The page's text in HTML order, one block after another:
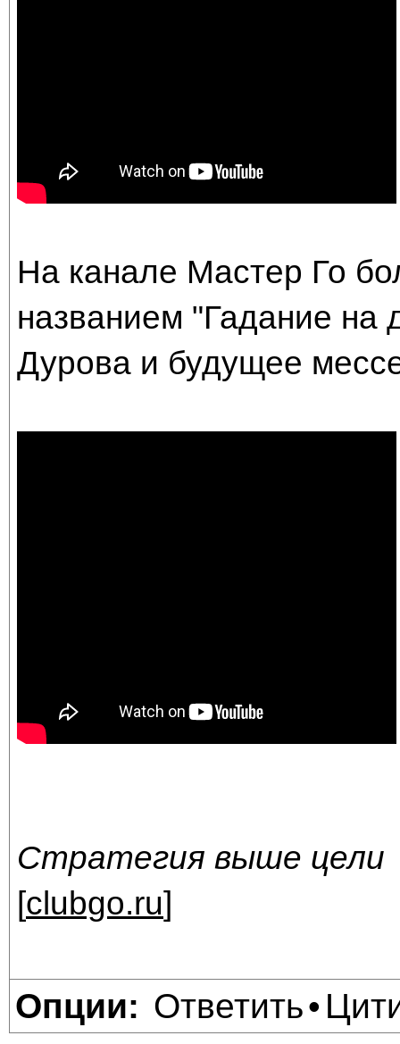
На канале Мастер Го
названием "Гадание на
Дурова и будущее
Стратегия выше цели
[clubgo.ru]
Опции: Ответить•